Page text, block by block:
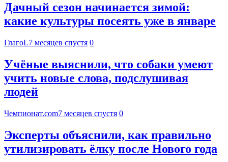
Дачный сезон начинается зимой:
какие культуры посеять уже в январе
ГлагоL7 месяцев спустя 0
Учёные выяснили, что собаки умеют
учить новые слова, подслушивая
людей
Чемпионат.com7 месяцев спустя 0
Эксперты объяснили, как правильно
утилизировать ёлку после Нового года